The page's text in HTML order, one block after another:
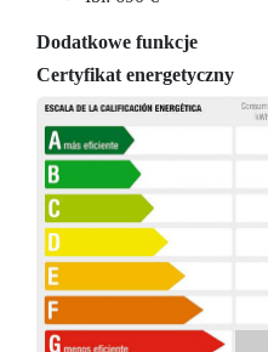
Dodatkowe funkcje
Certyfikat energetyczny